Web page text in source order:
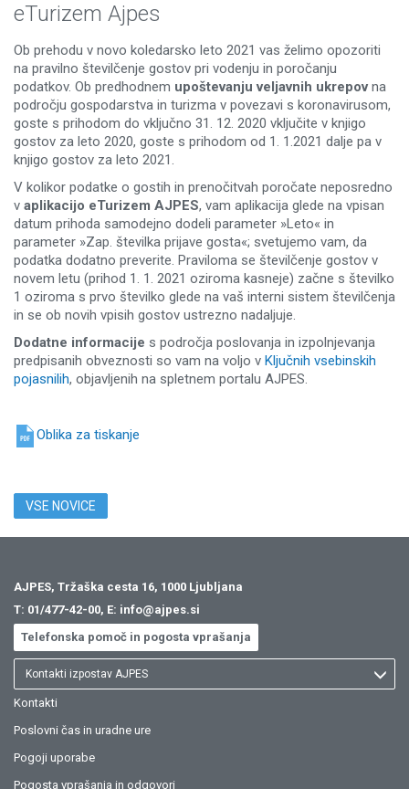
eTurizem Ajpes
Ob prehodu v novo koledarsko leto 2021 vas želimo opozoriti
na pravilno številčenje gostov pri vodenju in poročanju
podatkov. Ob predhodnem upoštevanju veljavnih ukrepovna
področju gospodarstva in turizma v povezavi s koronavirusom,
goste s prihodom do vključno 31. 12. 2020 vključite v knjigo
gostov za leto 2020, goste s prihodom od 1. 1.2021 dalje pa v
knjigo gostov za leto 2021.
V kolikor podatke o gostih in prenočitvah poročate neposredno
v aplikacijo eTurizem AJPES, vam aplikacija glede na vpisan
datum prihoda samodejno dodeli parameter »Leto« in
parameter »Zap. številka prijave gosta«; svetujemo vam, da
podatka dodatno preverite. Praviloma se številčenje gostov v
novem letu (prihod 1. 1. 2021 oziroma kasneje) začne s številko
1 oziroma s prvo številko glede na vaš interni sistem številčenja
in se ob novih vpisih gostov ustrezno nadaljuje.
Dodatne informacije s področja poslovanja in izpolnjevanja
predpisanih obveznosti so vam na voljo v Ključnih vsebinskih
pojasnilih, objavljenih na spletnem portalu AJPES.
Oblika za tiskanje
VSE NOVICE
AJPES, Tržaška cesta 16, 1000 Ljubljana
T: 01/477-42-00, E: info@ajpes.si
Telefonska pomoč in pogosta vprašanja
Kontakti izpostav AJPES
Kontakti
Poslovni čas in uradne ure
Pogoji uporabe
Pogosta vprašanja in odgovori